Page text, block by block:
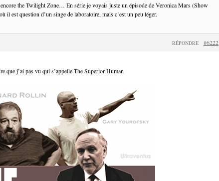
encore the Twilight Zone… En série je voyais juste un épisode de Veronica Mars (Show
il est question d’un singe de laboratoire, mais c’est un peu léger.
#6222
RÉPONDRE
que j’ai pas vu qui s’appelle The Superior Human